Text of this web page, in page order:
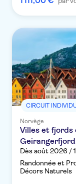
CIRCUIT
Norvège
Villes et fjords
Dès août 2026 /
Randonnée et
Décors Naturels